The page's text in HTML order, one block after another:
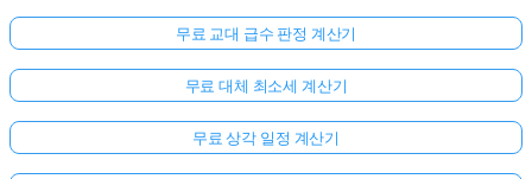
무료 교대 급수 판정 계산기
무료 대체 최소세 계산기
무료 상각 일정 계산기